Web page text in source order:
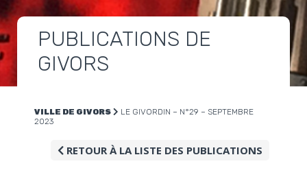
PUBLICATIONS DE
GIVORS
VILLE DE GIVORS
LE GIVORDIN – N°29 – SEPTEMBRE
2023
RETOUR À LA LISTE DES PUBLICATIONS